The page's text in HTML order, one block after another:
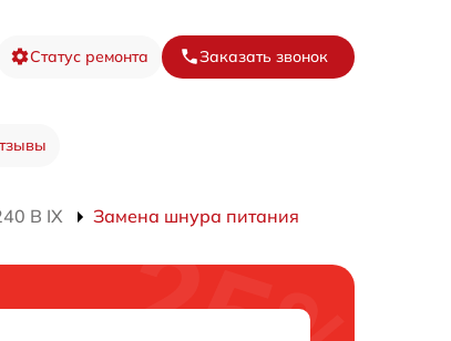
Статус ремонта Заказать звонок
B IX Замена шнура питания